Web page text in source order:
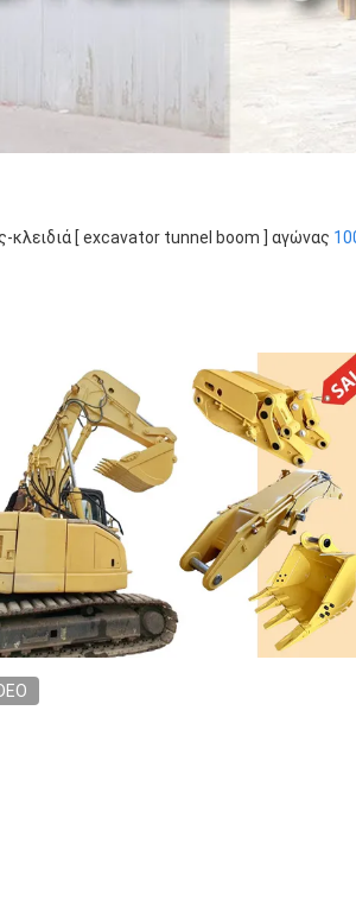
κλειδιά [ excavator tunnel boom ] αγώνας